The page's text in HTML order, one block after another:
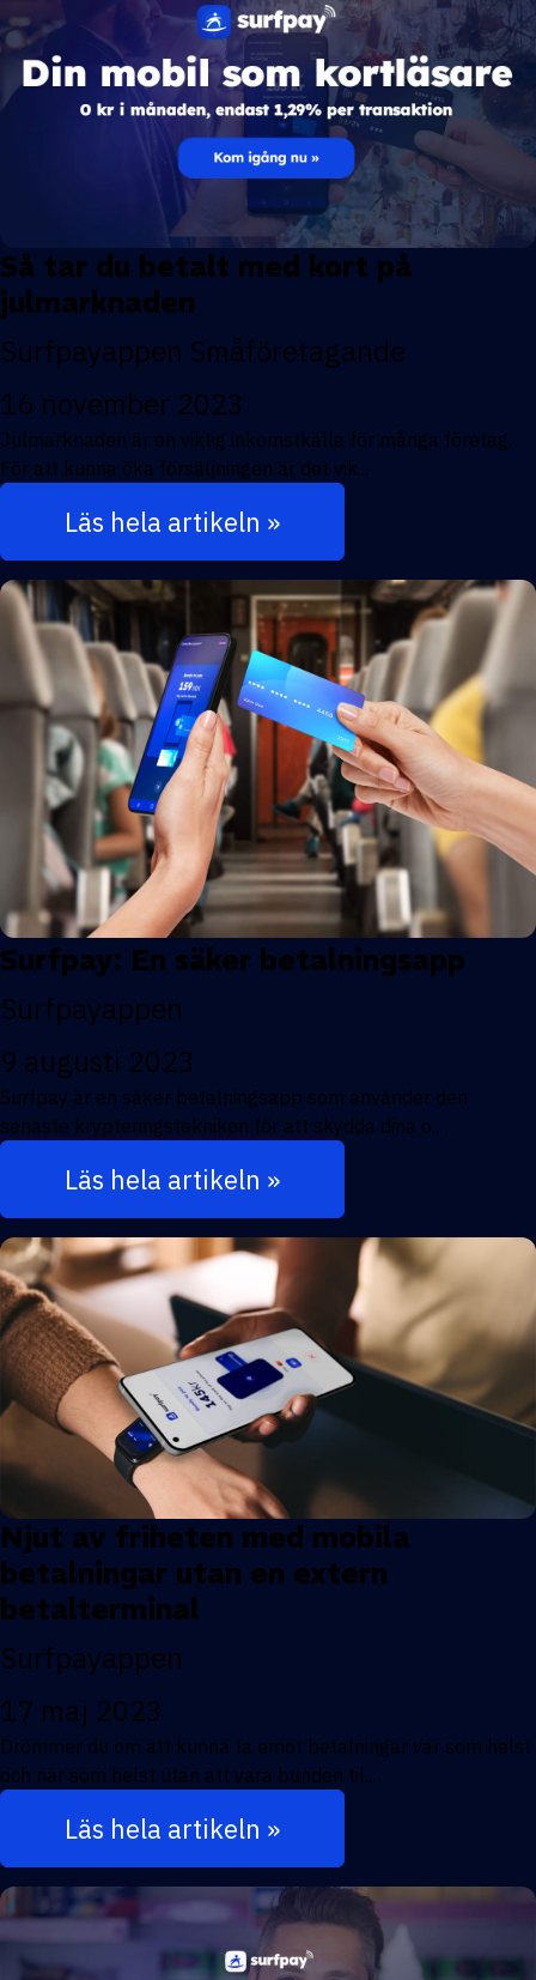
Så tar du betalt med kort på
julmarknaden
Surfpayappen Småföretagande
16 november 2023
Julmarknaden är en viktig inkomstkälla för många företag.
För att kunna öka försäljningen är det vik...
Läs hela artikeln »
Surfpay: En säker betalningsapp
Surfpayappen
9 augusti 2023
Surfpay är en säker betalningsapp som använder den
senaste krypteringstekniken för att skydda dina o...
Läs hela artikeln »
Njut av friheten med mobila
betalningar utan en extern
betalterminal
Surfpayappen
17 maj 2023
Drömmer du om att kunna ta emot betalningar var som helst
och när som helst utan att vara bunden til...
Läs hela artikeln »